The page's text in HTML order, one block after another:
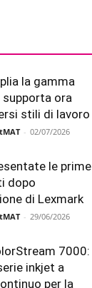
la gamma
supporta ora
stili di lavoro
- 02/07/2026
le prime
dopo
di Lexmark
- 29/06/2026
7000:
inkjet a
per la